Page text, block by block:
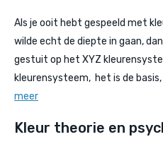
Als je ooit hebt gespeeld met
wilde echt de diepte in gaan,
gestuit op het XYZ
kleurensysteem, het is de
meer
Kleur theorie en